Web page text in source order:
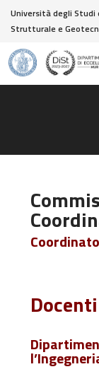
Università degli Studi
Strutturale e
Docenti